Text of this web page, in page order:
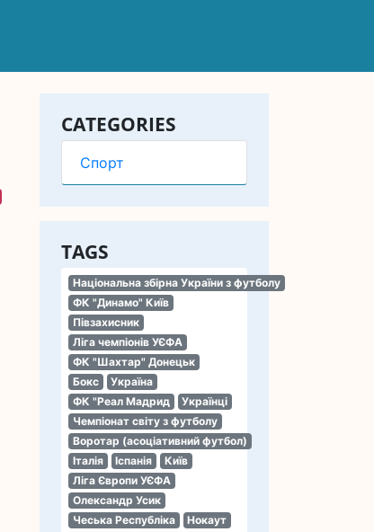
CATEGORIES
Спорт
TAGS
Національна збірна України з футболу
ФК "Динамо" Київ
Півзахисник
Ліга чемпіонів УЄФА
ФК "Шахтар" Донецьк
Бокс
Україна
ФК "Реал Мадрид
Українці
Чемпіонат світу з футболу
Воротар (асоціативний футбол)
Італія
Іспанія
Київ
Ліга Європи УЄФА
Олександр Усик
Чеська Республіка
Нокаут